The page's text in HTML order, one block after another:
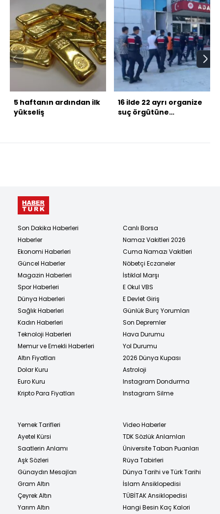
5 haftanın ardından ilk
yükseliş
16 ilde 22 ayrı organize
suç örgütüne
Son Dakika Haberleri
Haberler
Ekonomi Haberleri
Güncel Haberler
Magazin Haberleri
Spor Haberleri
Dünya Haberleri
Sağlık Haberleri
Kadın Haberleri
Teknoloji Haberleri
Memur ve Emekli Haberleri
Altın Fiyatları
Dolar Kuru
Euro Kuru
Kripto Para Fiyatları
Canlı Borsa
Namaz Vakitleri 2026
Cuma Namazı Vakitleri
Nöbetçi Eczaneler
İstiklal Marşı
E Okul VBS
E Devlet Giriş
Günlük Burç Yorumları
Son Depremler
Hava Durumu
Yol Durumu
2026 Dünya Kupası
Astroloji
Instagram Dondurma
Instagram Silme
Yemek Tarifleri
Ayetel Kürsi
Saatlerin Anlamı
Aşk Sözleri
Günaydın Mesajları
Gram Altın
Çeyrek Altın
Yarım Altın
Video Haberler
TDK Sözlük Anlamları
Üniversite Taban Puanları
Rüya Tabirleri
Dünya Tarihi ve Türk Tarihi
İslam Ansiklopedisi
TÜBİTAK Ansiklopedisi
Hangi Besin Kaç Kalori